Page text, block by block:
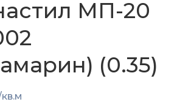
МП-20
(0.35)